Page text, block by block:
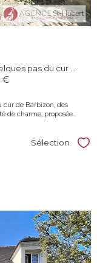
pas du cur ...
€
de Barbizon, des
de charme, proposée...
Sélection